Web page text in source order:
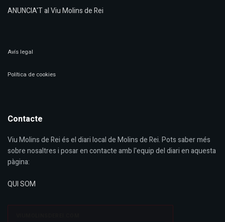
ANUNCIA'T al Viu Molins de Rei
Avís legal
Política de cookies
Contacte
Viu Molins de Rei és el diari local de Molins de Rei. Pots saber més
sobre nosaltres i posar en contacte amb l'equip del diari en aquesta
pàgina:
QUI SOM